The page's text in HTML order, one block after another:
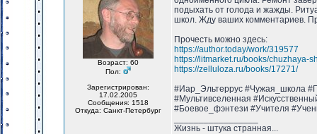
Возраст: 60
Пол:
Зарегистрирован:
17.02.2005
Сообщения: 1518
Откуда: Санкт-Петербург
подыхать от голода и жажды.
школ. Жду ваших комментариев.
Прочесть можно здесь:
https://author.today/work/319577
https://litmarket.ru/books/chuzhaya-
https://zelluloza.ru/books/17271/
#Иар_Эльтеррус #Чужая_школа
#Мультивселенная
#Боевое_фэнтези #Учителя
Жизнь - штука странная...